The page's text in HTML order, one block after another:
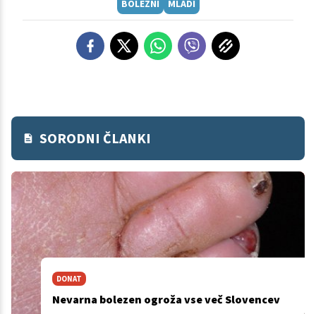
BOLEZNI MLADI
SORODNI ČLANKI
DONAT
Nevarna bolezen ogroža vse več Slovencev